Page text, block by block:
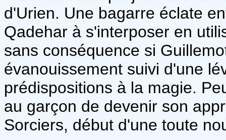
d'Urien. Une bagarre éclate
Qadehar à s'interposer en
sans conséquence si
évanouissement suivi d'une
prédispositions à la magie.
au garçon de devenir son
Sorciers, début d'une toute